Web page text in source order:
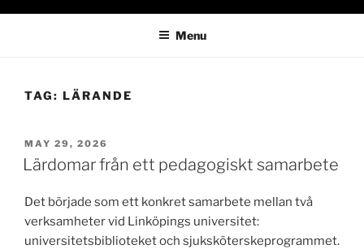
Menu
TAG: LÄRANDE
POSTED
ON
MAY 29, 2026
Lärdomar från ett pedagogiskt samarbete
Det började som ett konkret samarbete mellan två
verksamheter vid Linköpings universitet:
universitetsbiblioteket och sjuksköterskeprogrammet.